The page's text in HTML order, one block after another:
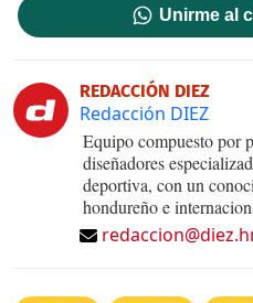
Unirme al
REDACCIÓN DIEZ
Redacción DIEZ
Equipo compuesto por
diseñadores
deportiva, con un
hondureño e